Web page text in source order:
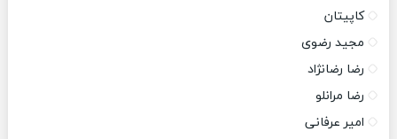
کاپیتان
مجید رضوی
رضا رضانژاد
رضا مرانلو
امیر عرفانی